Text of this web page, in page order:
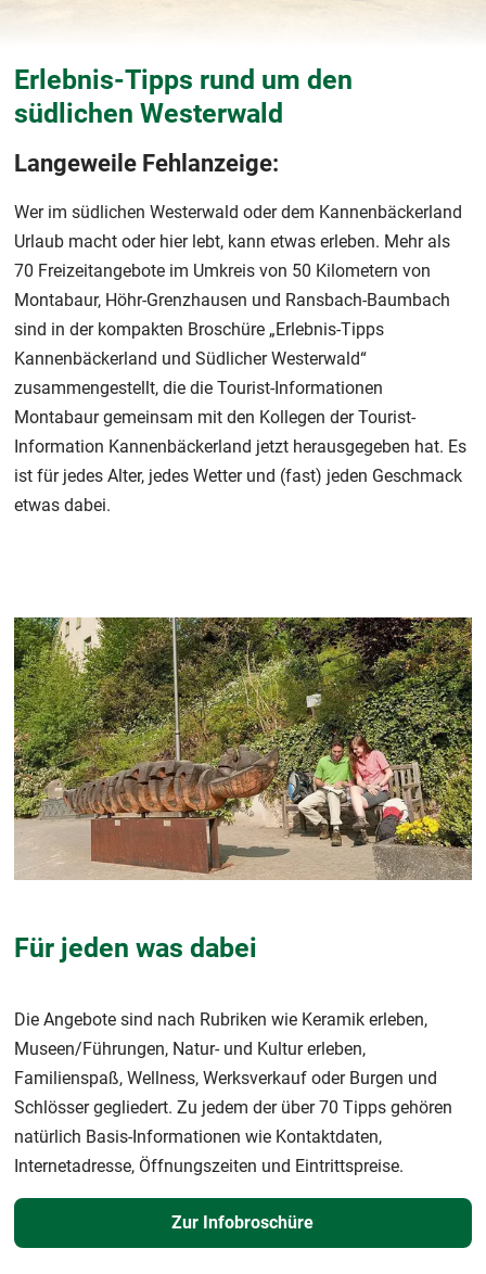
Erlebnis-Tipps rund um den
südlichen Westerwald
Langeweile Fehlanzeige:
Wer im südlichen Westerwald oder dem Kannenbäckerland
Urlaub macht oder hier lebt, kann etwas erleben. Mehr als
70 Freizeitangebote im Umkreis von 50 Kilometern von
Montabaur, Höhr-Grenzhausen und Ransbach-Baumbach
sind in der kompakten Broschüre „Erlebnis-Tipps
Kannenbäckerland und Südlicher Westerwald“
zusammengestellt, die die Tourist-Informationen
Montabaur gemeinsam mit den Kollegen der Tourist-
Information Kannenbäckerland jetzt herausgegeben hat. Es
ist für jedes Alter, jedes Wetter und (fast) jeden Geschmack
etwas dabei.
Für jeden was dabei
Die Angebote sind nach Rubriken wie Keramik erleben,
Museen/Führungen, Natur- und Kultur erleben,
Familienspaß, Wellness, Werksverkauf oder Burgen und
Schlösser gegliedert. Zu jedem der über 70 Tipps gehören
natürlich Basis-Informationen wie Kontaktdaten,
Internetadresse, Öffnungszeiten und Eintrittspreise.
Zur Infobroschüre